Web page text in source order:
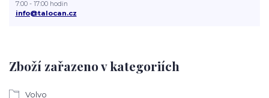
Zboží zařazeno v kategoriích
Volvo
7:00 - 17:00 hodin
info@talocan.cz